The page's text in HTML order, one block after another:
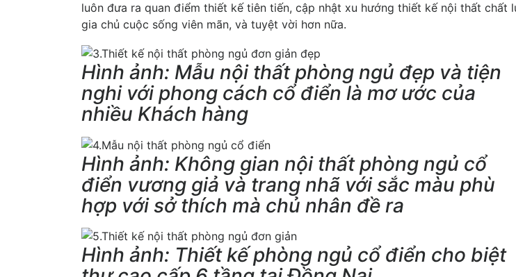
luôn đưa ra quan điểm thiết kế tiên tiến, cập nhật xu hướng thiết kế nội thất chất
gia chủ cuộc sống viên mãn, và tuyệt vời hơn nữa.
Hình ảnh: Mẫu nội thất phòng ngủ đẹp và tiện
nghi với phong cách cổ điển là mơ ước của
nhiều Khách hàng
Hình ảnh: Không gian nội thất phòng ngủ cổ
điển vương giả và trang nhã với sắc màu phù
hợp với sở thích mà chủ nhân đề ra
Hình ảnh: Thiết kế phòng ngủ cổ điển cho biệt